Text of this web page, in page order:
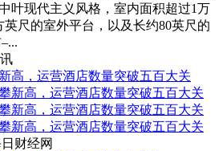
叶现代主义风格，室内面积超过1万
尺的室外平台，以及长约80英尺的
高，运营酒店数量突破五百大关
财经网